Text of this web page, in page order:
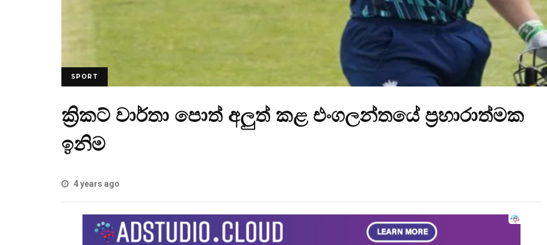
SPORT
ක්‍රිකට් වාර්තා පොත් අලුත් කළ එංගලන්තයේ ප්‍රහාරාත්මක
ඉනිම
4 years ago